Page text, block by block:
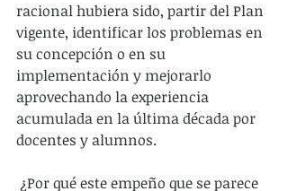
racional hubiera sido, partir del Plan
vigente, identificar los problemas en
su concepción o en su
implementación y mejorarlo
aprovechando la experiencia
acumulada en la última década por
docentes y alumnos.